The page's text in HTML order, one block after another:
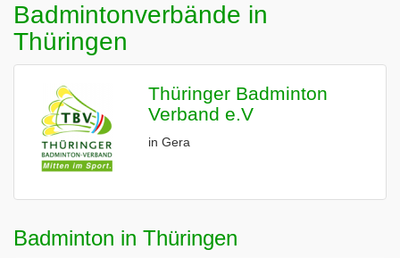
Badmintonverbände in
Thüringen
Thüringer Badminton
Verband e.V
in Gera
Badminton in Thüringen